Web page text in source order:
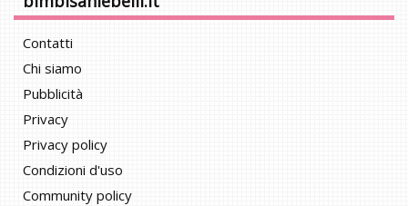
Contatti
Chi siamo
Pubblicità
Privacy
Privacy policy
Condizioni d'uso
Community policy